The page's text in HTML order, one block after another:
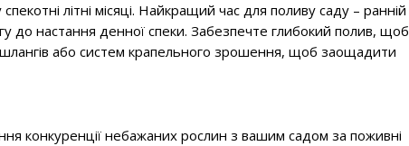
літні місяці. Найкращий час для поливу саду – ранній
до настання денної спеки. Забезпечте глибокий полив, щоб
або систем крапельного зрошення, щоб заощадити
конкуренції небажаних рослин з вашим садом за поживні